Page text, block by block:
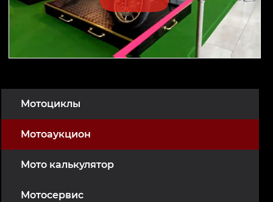
Мотоциклы
Мотоаукцион
Мото калькулятор
Мотосервис